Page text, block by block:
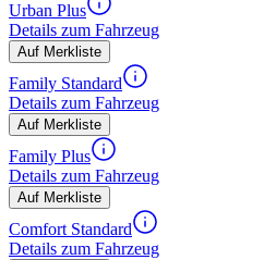
Urban Plus
Details zum Fahrzeug
Auf Merkliste
Family Standard
Details zum Fahrzeug
Auf Merkliste
Family Plus
Details zum Fahrzeug
Auf Merkliste
Comfort Standard
Details zum Fahrzeug